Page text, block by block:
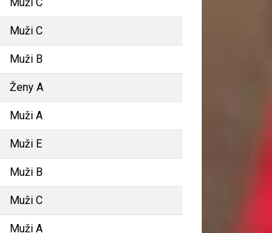
Muži C
Muži B
Ženy A
Muži A
Muži E
Muži B
Muži C
Muži A